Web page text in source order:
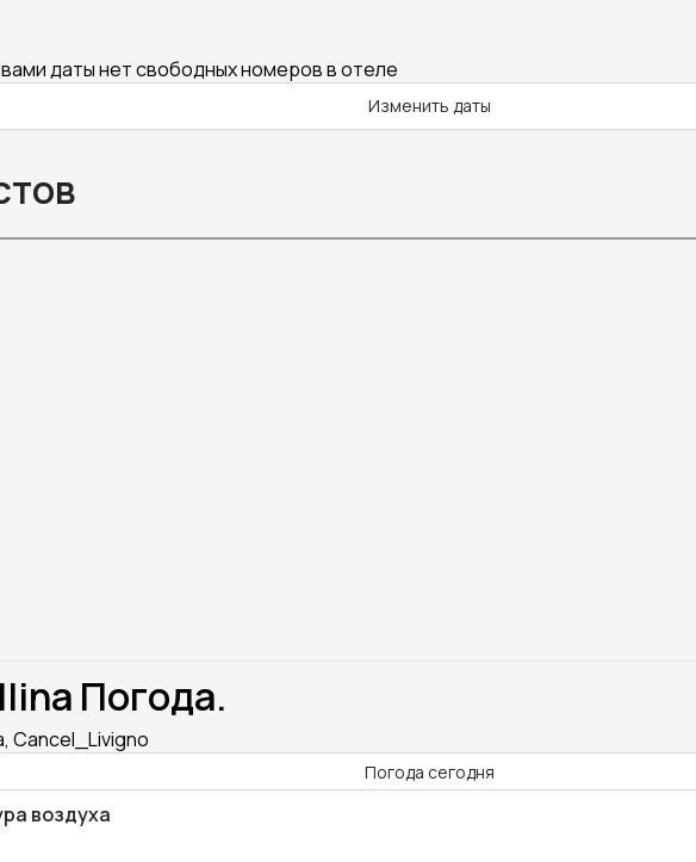
даты нет свободных номеров в отеле
Изменить даты
Погода.
Cancel_Livigno
Погода сегодня
воздуха